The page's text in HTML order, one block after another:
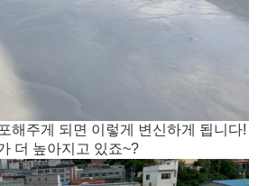
해주게 되면 이렇게 변신하게 됩니다!
더 높아지고 있죠~?